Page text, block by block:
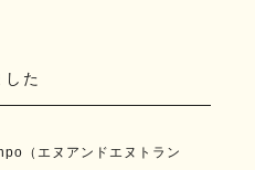
た
（エヌアンドエヌトラン